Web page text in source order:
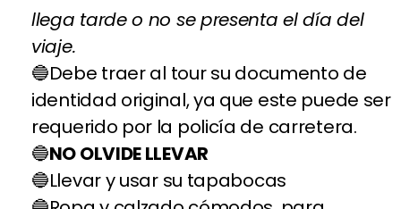
llega tarde o no se presenta el día del
viaje.
Debe traer al tour su documento de
identidad original, ya que este puede ser
requerido por la policía de carretera.
NO OLVIDE LLEVAR
Llevar y usar su tapabocas